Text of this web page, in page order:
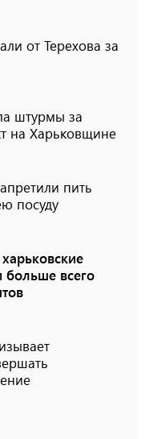
от Терехова за
штурмы за
на Харьковщине
пить
посуду
больше всего